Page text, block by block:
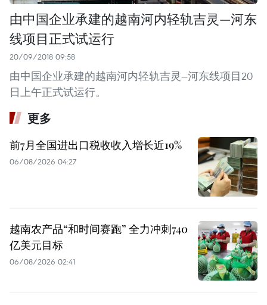
由中国企业承建的越南河内轻轨吉灵—河东
线项目正式试运行
20/09/2018 09:58
由中国企业承建的越南河内轻轨吉灵—河东线项目20
日上午正式试运行。
更多
前7月全国进出口税收收入增长近19%
06/08/2026 04:27
越南农产品“和时间赛跑” 全力冲刺740
亿美元目标
06/08/2026 02:41